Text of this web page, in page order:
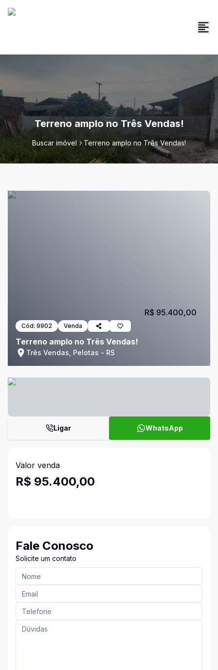
Terreno amplo no Três Vendas!
Buscar imóvel Terreno amplo no Três Vendas!
Cód: 9902 Venda
Terreno amplo no Três Vendas!
Três Vendas, Pelotas - RS
R$ 95.400,00
Ligar WhatsApp
Valor venda
R$ 95.400,00
Fale Conosco
Solicite um contato